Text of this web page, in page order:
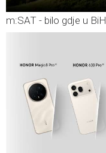
m:SAT - bilo gdje u BiH